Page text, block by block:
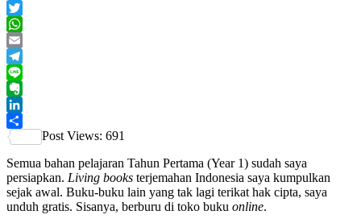
Facebook
Twitter
WhatsApp
Email
Telegram
Line
Evernote
LinkedIn
Share
Post Views: 691
Semua bahan pelajaran Tahun Pertama (Year 1) sudah saya
persiapkan. Living books terjemahan Indonesia saya kumpulkan
sejak awal. Buku-buku lain yang tak lagi terikat hak cipta, saya
unduh gratis. Sisanya, berburu di toko buku online.